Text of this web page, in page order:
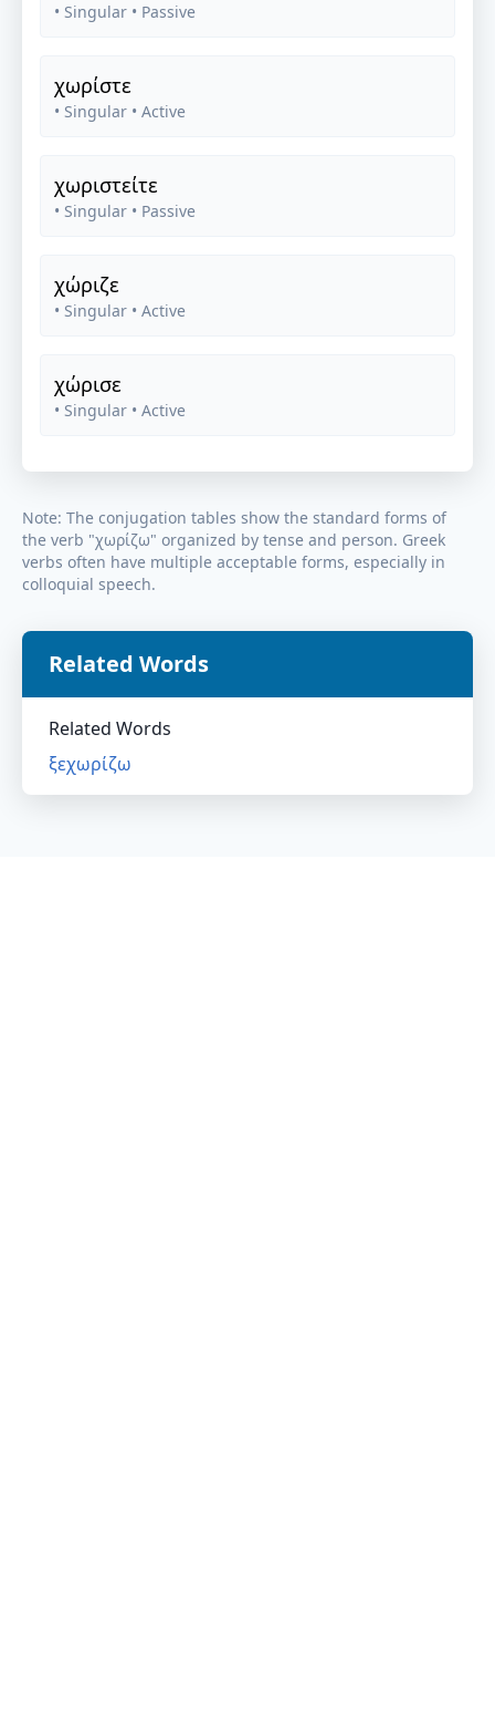
• Singular • Passive
χωρίστε
• Singular • Active
χωριστείτε
• Singular • Passive
χώριζε
• Singular • Active
χώρισε
• Singular • Active
Note: The conjugation tables show the standard forms of
the verb "χωρίζω" organized by tense and person. Greek
verbs often have multiple acceptable forms, especially in
colloquial speech.
Related Words
Related Words
ξεχωρίζω